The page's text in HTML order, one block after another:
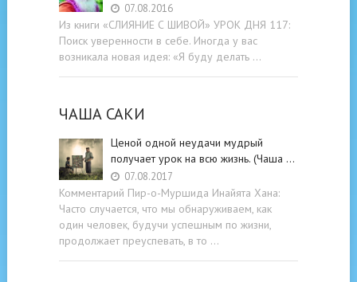
07.08.2016
Из книги «СЛИЯНИЕ С ШИВОЙ» УРОК ДНЯ 117:
Поиск уверенности в себе. Иногда у вас
возникала новая идея: «Я буду делать …
ЧАША САКИ
Ценой одной неудачи мудрый
получает урок на всю жизнь. (Чаша …
07.08.2017
Комментарий Пир-о-Муршида Инайята Хана:
Часто случается, что мы обнаруживаем, как
один человек, будучи успешным по жизни,
продолжает преуспевать, в то …